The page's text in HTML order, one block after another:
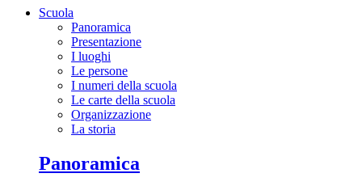
Scuola
Panoramica
Presentazione
I luoghi
Le persone
I numeri della scuola
Le carte della scuola
Organizzazione
La storia
Panoramica